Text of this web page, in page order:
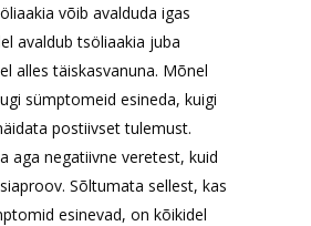
võib avalduda igas
avaldub tsöliaakia juba
alles täiskasvanuna. Mõnel
sümptomeid esineda, kuigi
postiivset tulemust.
aga negatiivne veretest, kuid
Sõltumata sellest, kas
esinevad, on kõikidel